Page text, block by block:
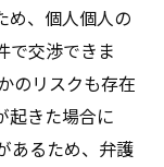
め、個人個人の
で交渉できま
のリスクも存在
起きた場合に
あるため、弁護